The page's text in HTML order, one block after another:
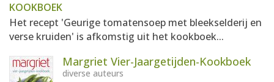
KOOKBOEK
Het recept 'Geurige tomatensoep met bleekselderij en
verse kruiden' is afkomstig uit het kookboek...
Margriet Vier-Jaargetijden-Kookboek
diverse auteurs